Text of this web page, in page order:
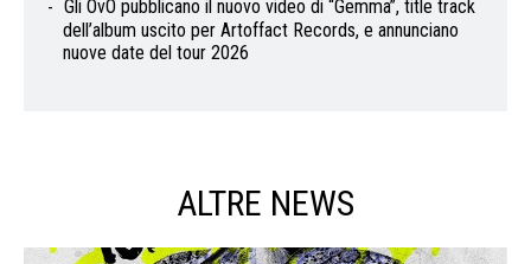
Gli OvO pubblicano il nuovo video di “Gemma”, title track
dell’album uscito per Artoffact Records, e annunciano
nuove date del tour 2026
ALTRE NEWS